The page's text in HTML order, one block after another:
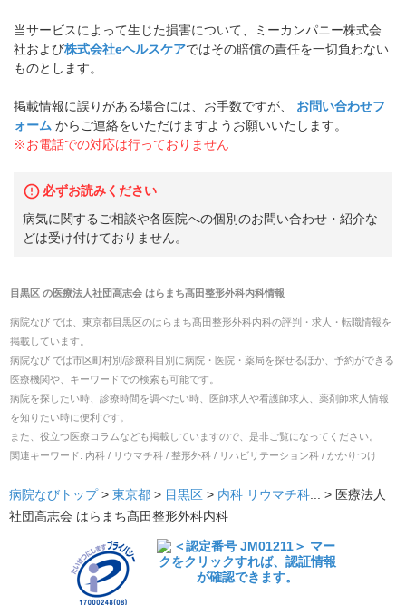
当サービスによって生じた損害について、ミーカンパニー株式会
社および株式会社eヘルスケアではその賠償の責任を一切負わない
ものとします。
掲載情報に誤りがある場合には、お手数ですが、
お問い合わせフ
ォーム からご連絡をいただけますようお願いいたします。
※お電話での対応は行っておりません
必ずお読みください
病気に関するご相談や各医院への個別のお問い合わせ・紹介な
どは受け付けておりません。
目黒区の医療法人社団高志会 はらまち髙田整形外科内科情報
病院なび では、 東京都目黒区のはらまち髙田整形外科内科の評判・求人・転職情報を
掲載しています。
病院なび では市区町村別/診療科目別に病院・医院・薬局を探せるほか、予約ができる
医療機関や、キーワードでの検索も可能です。
病院を探したい時、診療時間を調べたい時、医師求人や看護師求人、薬剤師求人情報
を知りたい時に便利です。
また、役立つ医療コラムなども掲載していますので、是非ご覧になってください。
関連キーワード: 内科 / リウマチ科 / 整形外科 / リハビリテーション科 / かかりつけ
病院なびトップ> 東京都 > 目黒区 > 内科 リウマチ科 ... > 医療法人
社団高志会 はらまち髙田整形外科内科